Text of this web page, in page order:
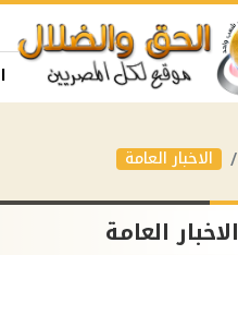
الاخبار العامة
الاخبار العامة